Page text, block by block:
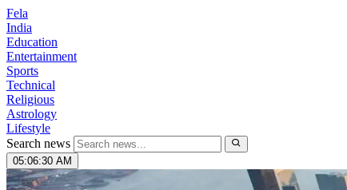
Fela
India
Education
Entertainment
Sports
Technical
Religious
Astrology
Lifestyle
Search news
05:06:31 AM